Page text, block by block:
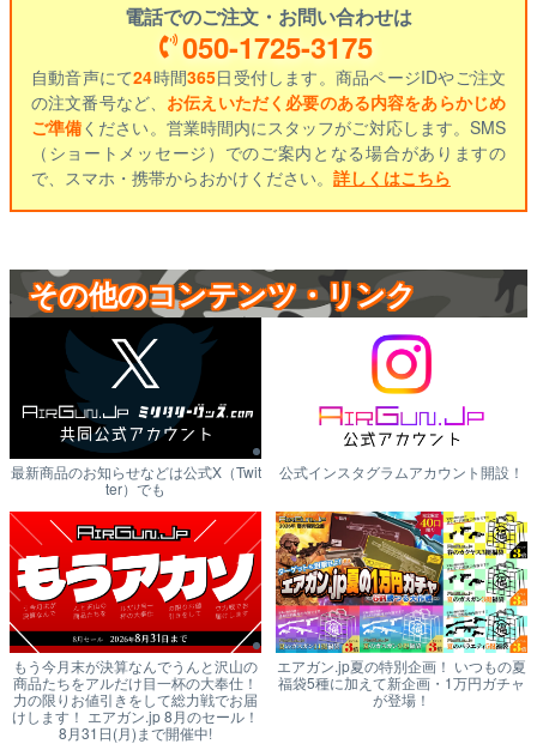
電話でのご注文・お問い合わせは
050-1725-3175
自動音声にて24時間365日受付します。商品ページIDやご注文
の注文番号など、 お伝えいただく必要のある内容をあらかじめ
ご準備ください。営業時間内にスタッフがご対応します。SMS
（ショートメッセージ）でのご案内となる場合がありますの
で、スマホ・携帯からおかけください。 詳しくはこちら
その他のコンテンツ・リンク
最新商品のお知らせなどは公式X（Twit
ter）でも
公式インスタグラムアカウント開設！
もう今月末が決算なんでうんと沢山の
商品たちをアルだけ目一杯の大奉仕！
力の限りお値引きをして総力戦でお届
けします！ エアガン.jp 8月のセール！
8月31日(月)まで開催中!
エアガン.jp夏の特別企画！ いつもの夏
福袋5種に加えて新企画・1万円ガチャ
が登場！